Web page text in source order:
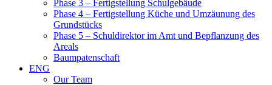
Phase 3 – Fertigstellung Schulgebäude
Phase 4 – Fertigstellung Küche und Umzäunung des
Grundstücks
Phase 5 – Schuldirektor im Amt und Bepflanzung des
Areals
Baumpatenschaft
ENG
Our Team